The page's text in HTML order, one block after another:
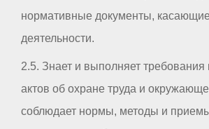
нормативные документы,
деятельности.
2.5. Знает и выполняет
актов об охране труда и
соблюдает нормы, методы и